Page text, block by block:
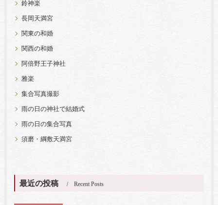
鈴神楽
長岡天満宮
関東の和婚
関西の和婚
阿倍野王子神社
雅楽
集合写真撮影
雨の日の神社で結婚式
雨の日の集合写真
須磨・綱敷天満宮
最近の投稿 Recent Posts